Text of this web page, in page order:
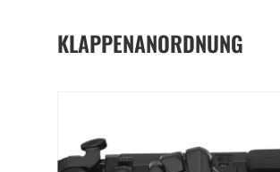
KLAPPENANORDNUNG